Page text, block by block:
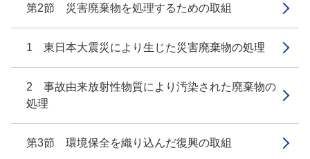
第2節 災害廃棄物を処理するための取組
1 東日本大震災により生じた災害廃棄物の処理
2 事故由来放射性物質により汚染された廃棄物の
処理
第3節 環境保全を織り込んだ復興の取組